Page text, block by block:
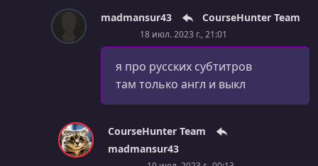
Module Summary [Day 10]
Module Introduction [Day 11]
What is "Hosting" & "Deployment"? [Day 11]
Hosting a First Static Website (Example Deployment on
Netlify) [Day 11]
madmansur43 CourseHunter Team
18 июл. 2023 г., 21:01
я про русских субтитров
там только англ и выкл
CourseHunter Team
madmansur43